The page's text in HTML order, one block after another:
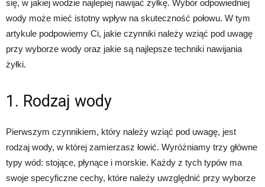
się, w jakiej wodzie najlepiej nawijać żyłkę. Wybór odpowiedniej
wody może mieć istotny wpływ na skuteczność połowu. W tym
artykule podpowiemy Ci, jakie czynniki należy wziąć pod uwagę
przy wyborze wody oraz jakie są najlepsze techniki nawijania
żyłki.
1. Rodzaj wody
Pierwszym czynnikiem, który należy wziąć pod uwagę, jest
rodzaj wody, w której zamierzasz łowić. Wyróżniamy trzy główne
typy wód: stojące, płynące i morskie. Każdy z tych typów ma
swoje specyficzne cechy, które należy uwzględnić przy wyborze